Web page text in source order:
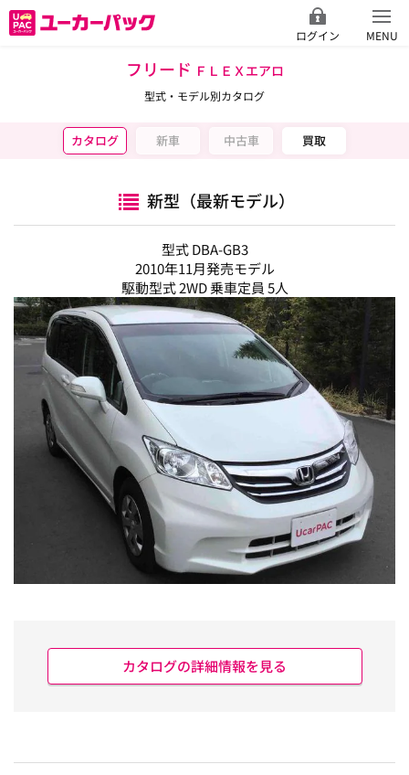
ログイン MENU
フリード ＦＬＥＸエアロ
型式・モデル別カタログ
カタログ 新車 中古車 買取
新型（最新モデル）
型式 DBA-GB3
2010年11月発売モデル
駆動型式 2WD 乗車定員 5人
カタログの詳細情報を見る